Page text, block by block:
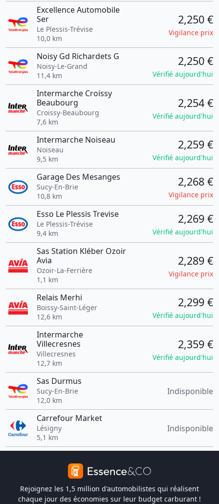
Excellence Automobile
Ser
Le Plessis-Trévise
10,0 km
2,250 €
Vigilance prix
Noisy Gd Richardets G
Noisy-Le-Grand
11,4 km
2,250 €
Vérifié aujourd'hui
Intermarche Croissy
Beaubourg
Croissy-Beaubourg
7,6 km
2,254 €
Vérifié aujourd'hui
Intermarche Noiseau
Noiseau
9,5 km
2,259 €
Vérifié aujourd'hui
Garage Des Mesanges
Sucy-En-Brie
10,8 km
2,268 €
Vigilance prix
Esso Le Plessis Trevise
Le Plessis-Trévise
9,4 km
2,269 €
Vérifié aujourd'hui
Sas Station Kléber Ozoir
Avia
Ozoir-La-Ferrière
1,1 km
2,289 €
Vigilance prix
Relais Merhi
Boissy-Saint-Léger
12,6 km
2,299 €
Vérifié aujourd'hui
Intermarche
Villecresnes
Villecresnes
12,7 km
2,359 €
Vérifié aujourd'hui
Sas Durmus
Sucy-En-Brie
12,0 km
Indisponible
Carrefour Market
Lésigny
5,1 km
Indisponible
Rejoignez les 1,5 million d'automobilistes qui réalisent
chaque jour des économies sur leur budget carburant !